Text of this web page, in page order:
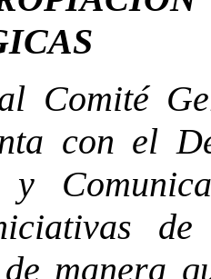
Comité
con el
y
manera